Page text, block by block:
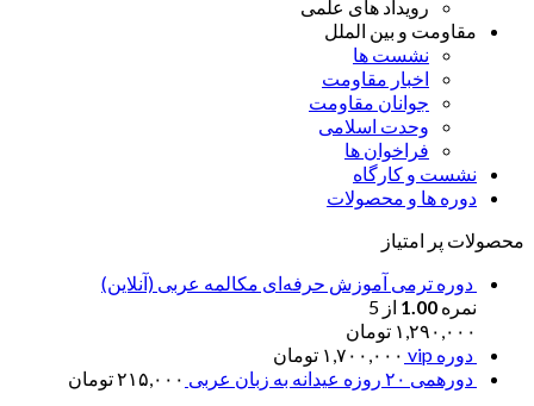
رویداد های علمی
مقاومت و بین الملل
نشست ها
اخبار مقاومت
جوانان مقاومت
وحدت اسلامی
فراخوان ها
نشست و کارگاه
دوره ها و محصولات
محصولات پر امتیاز
دوره ترمی آموزش حرفه‌ای مکالمه عربی (آنلاین)
نمره 1.00 از 5
۱,۲۹۰,۰۰۰ تومان
دوره vip
۱,۷۰۰,۰۰۰ تومان
دورهمی ۲۰ روزه عیدانه به زبان عربی
۲۱۵,۰۰۰تومان